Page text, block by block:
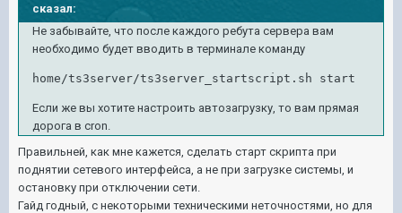
сказал:
Не забывайте, что после каждого ребута сервера вам
необходимо будет вводить в терминале команду
home/ts3server/ts3server_startscript.sh start
Если же вы хотите настроить автозагрузку, то вам прямая
дорога в cron.
Правильней, как мне кажется, сделать старт скрипта при
поднятии сетевого интерфейса, а не при загрузке системы, и
остановку при отключении сети.
Гайд годный, с некоторыми техническими неточностями, но для